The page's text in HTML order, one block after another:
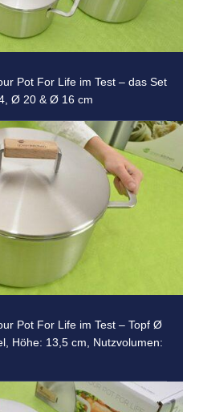
Pot For Life im Test – das Set
Ø 20 & Ø 16 cm
Pot For Life im Test – Topf Ø
Höhe: 13,5 cm, Nutzvolumen: